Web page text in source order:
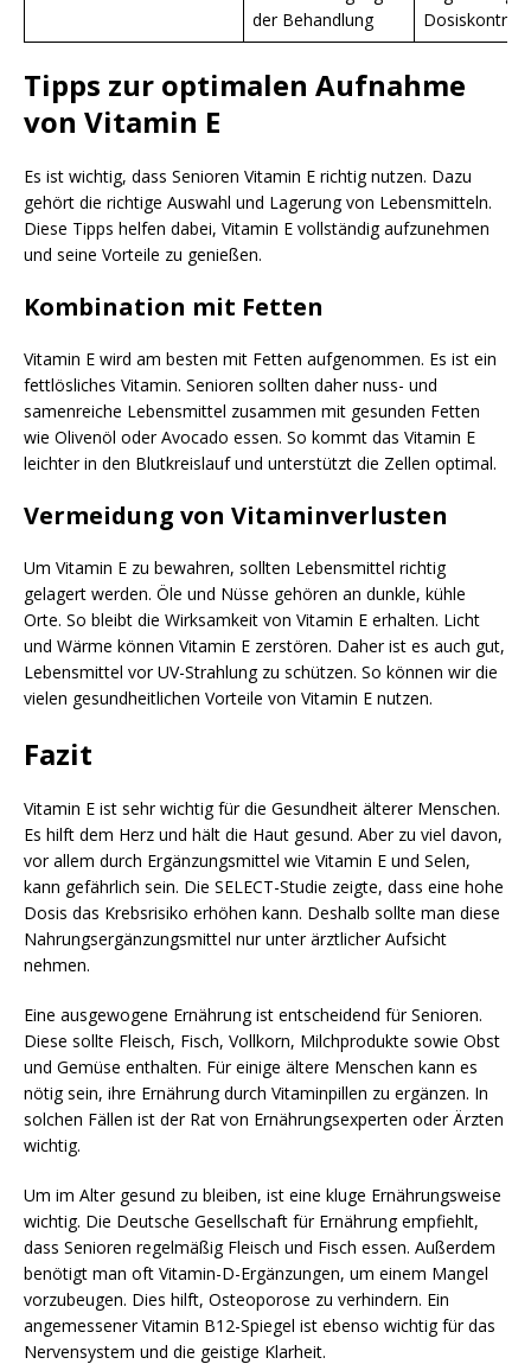
der Behandlung
Tipps zur optimalen Aufnahme
von Vitamin E
Es ist wichtig, dass Senioren Vitamin E richtig nutzen. Dazu
gehört die richtige Auswahl und Lagerung von Lebensmitteln.
Diese Tipps helfen dabei, Vitamin E vollständig aufzunehmen
und seine Vorteile zu genießen.
Kombination mit Fetten
Vitamin E wird am besten mit Fetten aufgenommen. Es ist ein
fettlösliches Vitamin. Senioren sollten daher nuss- und
samenreiche Lebensmittel zusammen mit gesunden Fetten
wie Olivenöl oder Avocado essen. So kommt das Vitamin E
leichter in den Blutkreislauf und unterstützt die Zellen optimal.
Vermeidung von Vitaminverlusten
Um Vitamin E zu bewahren, sollten Lebensmittel richtig
gelagert werden. Öle und Nüsse gehören an dunkle, kühle
Orte. So bleibt die Wirksamkeit von Vitamin E erhalten. Licht
und Wärme können Vitamin E zerstören. Daher ist es auch gut,
Lebensmittel vor UV-Strahlung zu schützen. So können wir die
vielen gesundheitlichen Vorteile von Vitamin E nutzen.
Fazit
Vitamin E ist sehr wichtig für die Gesundheit älterer Menschen.
Es hilft dem Herz und hält die Haut gesund. Aber zu viel davon,
vor allem durch Ergänzungsmittel wie Vitamin E und Selen,
kann gefährlich sein. Die SELECT-Studie zeigte, dass eine hohe
Dosis das Krebsrisiko erhöhen kann. Deshalb sollte man diese
Nahrungsergänzungsmittel nur unter ärztlicher Aufsicht
nehmen.
Eine ausgewogene Ernährung ist entscheidend für Senioren.
Diese sollte Fleisch, Fisch, Vollkorn, Milchprodukte sowie Obst
und Gemüse enthalten. Für einige ältere Menschen kann es
nötig sein, ihre Ernährung durch Vitaminpillen zu ergänzen. In
solchen Fällen ist der Rat von Ernährungsexperten oder Ärzten
wichtig.
Um im Alter gesund zu bleiben, ist eine kluge Ernährungsweise
wichtig. Die Deutsche Gesellschaft für Ernährung empfiehlt,
dass Senioren regelmäßig Fleisch und Fisch essen. Außerdem
benötigt man oft Vitamin-D-Ergänzungen, um einem Mangel
vorzubeugen. Dies hilft, Osteoporose zu verhindern. Ein
angemessener Vitamin B12-Spiegel ist ebenso wichtig für das
Nervensystem und die geistige Klarheit.